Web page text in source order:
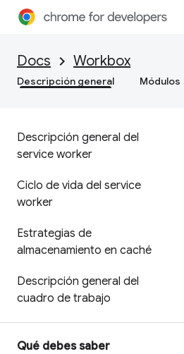
Docs Workbox
Descripción general Módulos
Descripción general del
service worker
Ciclo de vida del service
worker
Estrategias de
almacenamiento en caché
Descripción general del
cuadro de trabajo
Qué debes saber